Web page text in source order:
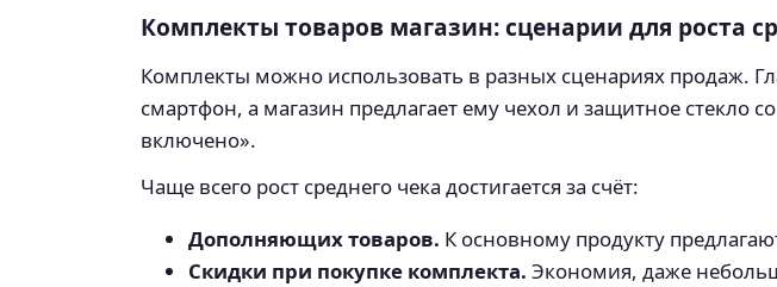
Комплекты товаров магазин: сценарии для роста
Комплекты можно использовать в разных сценариях продаж.
смартфон, а магазин предлагает ему чехол и защитное стекло
включено».
Чаще всего рост среднего чека достигается за счёт:
Дополняющих товаров. К основному продукту
Скидки при покупке комплекта. Экономия, даже